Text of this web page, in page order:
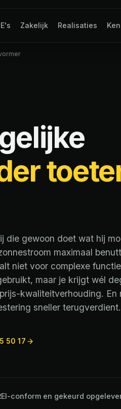
Zakelijk Realisaties
die gewoon doet wat hij
maximaal
niet voor complexe
maar je krijgt wél
kwaliteitverhouding. En
sneller terugverdient.
50 17
conform en gekeurd